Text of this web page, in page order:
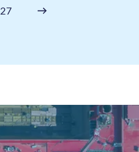
27